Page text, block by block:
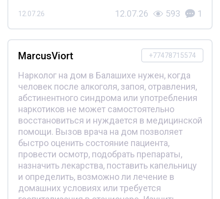
12.07.26 12.07.26 593 1
+77478715574
MarcusViort
Нарколог на дом в Балашихе нужен, когда
человек после алкоголя, запоя, отравления,
абстинентного синдрома или употребления
наркотиков не может самостоятельно
восстановиться и нуждается в медицинской
помощи. Вызов врача на дом позволяет
быстро оценить состояние пациента,
провести осмотр, подобрать препараты,
назначить лекарства, поставить капельницу
и определить, возможно ли лечение в
домашних условиях или требуется